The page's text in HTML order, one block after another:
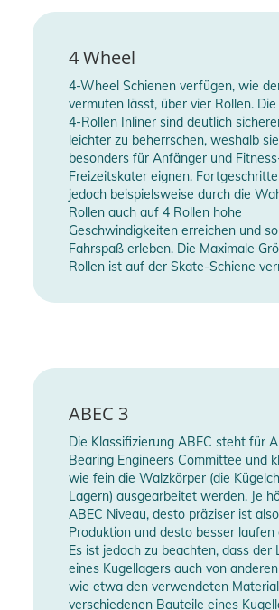
4 Wheel
4-Wheel Schienen verfügen, wie
vermuten lässt, über vier Rollen.
4-Rollen Inliner sind deutlich
leichter zu beherrschen, weshalb
besonders für Anfänger und
Freizeitskater eignen.
jedoch beispielsweise durch die
Rollen auch auf 4 Rollen hohe
Geschwindigkeiten erreichen und
Fahrspaß erleben. Die Maximale
Rollen ist auf der Skate-Schiene
ABEC 3
Die Klassifizierung ABEC steht für
Bearing Engineers Committee und
wie fein die Walzkörper (die
Lagern) ausgearbeitet werden. Je
ABEC Niveau, desto präziser ist
Produktion und desto besser laufen
Es ist jedoch zu beachten, dass der
eines Kugellagers auch von
wie etwa den verwendeten
verschiedenen Bauteile eines